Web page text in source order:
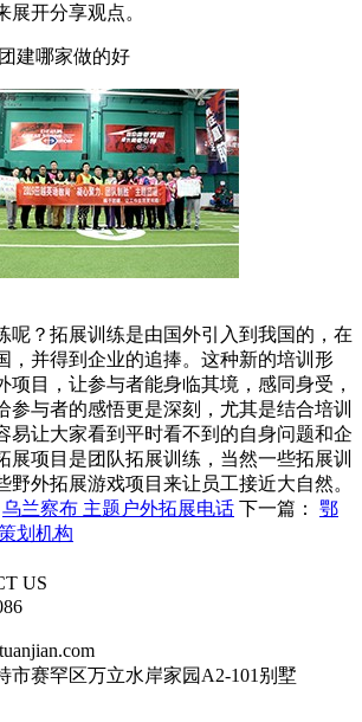
展开分享观点。
建哪家做的好
呢？拓展训练是由国外引入到我国的，在
，并得到企业的追捧。这种新的培训形
项目，让参与者能身临其境，感同身受，
参与者的感悟更是深刻，尤其是结合培训
易让大家看到平时看不到的自身问题和企
展项目是团队拓展训练，当然一些拓展训
野外拓展游戏项目来让员工接近大自然。
乌兰察布 主题户外拓展电话 下一篇： 鄂
划机构
US
市赛罕区万立水岸家园A2-101别墅